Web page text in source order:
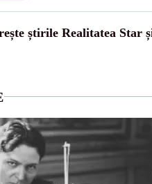
știrile Realitatea Star